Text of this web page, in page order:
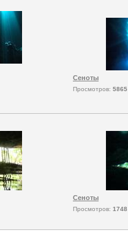
Сеноты
Просмотров: 5865
Сеноты
Просмотров: 1748